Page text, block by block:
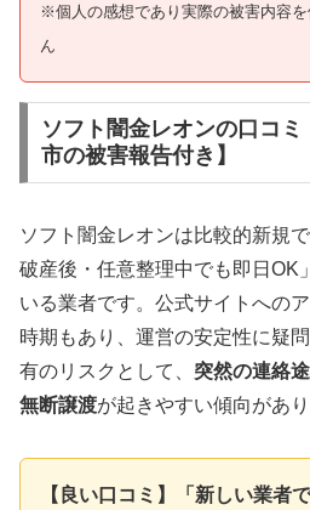
※個人の感想であり実際の被害内容
ん
ソフト闇金レオンの口コ
市の被害報告付き】
ソフト闇金レオンは比較的新規
破産後・任意整理中でも即日OK
いる業者です。公式サイトへの
時期もあり、運営の安定性に疑
有のリスクとして、 突然の連絡
無断譲渡が起きやすい傾向があり
【良い口コミ】「新しい業者